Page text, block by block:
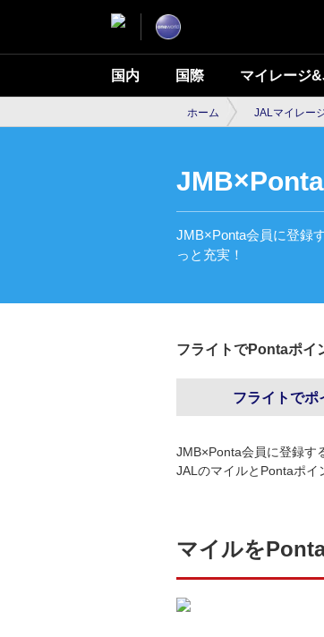
国内 国際 マイレージ
ホーム JALマイレー
JMB×Ponta会員に登録
っと充実！
フライトでPontaポイ
フライトでポ
JMB×Ponta会員に登録す
JALのマイルとPontaポイ
マイルを